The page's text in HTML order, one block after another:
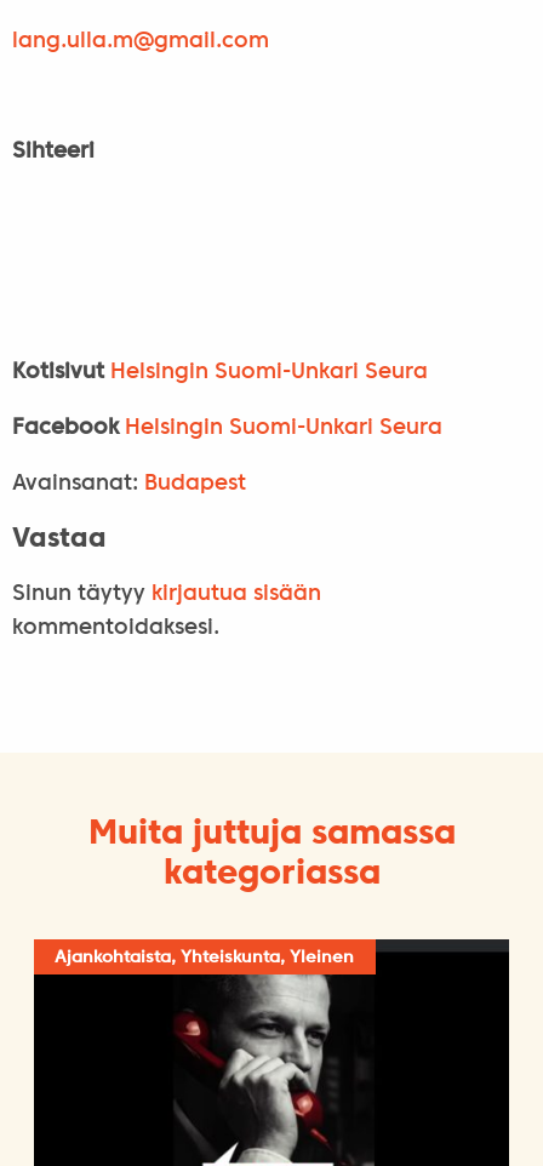
lang.ulla.m@gmail.com
Sihteeri
Kotisivut Helsingin Suomi-Unkari Seura
Facebook Helsingin Suomi-Unkari Seura
Avainsanat: Budapest
Vastaa
Sinun täytyy kirjautua sisään
kommentoidaksesi.
Muita juttuja samassa
kategoriassa
Ajankohtaista, Yhteiskunta, Yleinen